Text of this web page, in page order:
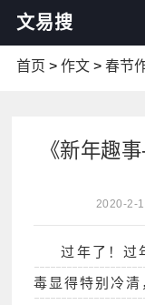
文易搜
首页 > 作文> 春节
《新年趣
2020-2-
过年了！过
毒显得特别冷